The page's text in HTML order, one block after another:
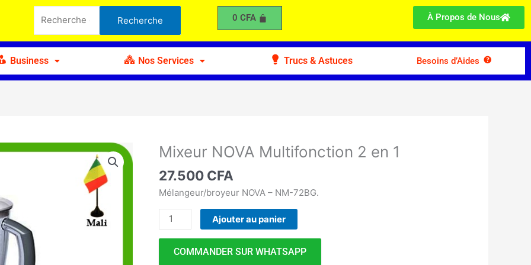
pour :
Recherche 0 CFA À Propos de Nous
Business Nos Services Trucs & Astuces Besoins d’Aides
Mixeur NOVA Multifonction 2 en 1
27.500 CFA
Mélangeur/broyeur NOVA – NM-72BG.
quantité
Mixeur
NOVA
Ajouter au panier
COMMANDER SUR WHATSAPP
Multifonction
en
1